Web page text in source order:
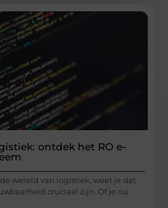
ontdek het RO e-
wereld van logistiek, weet je dat
cruciaal zijn. Of je nu